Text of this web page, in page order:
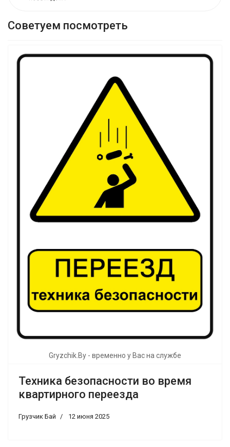
Советуем посмотреть
Gryzchik.By - временно у Вас на службе
Техника безопасности во время
квартирного переезда
Грузчик Бай 12 июня 2025